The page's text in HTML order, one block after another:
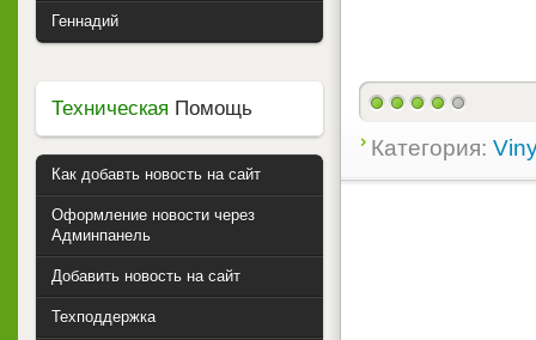
Категория:
Геннадий
Техническая Помощь
Как добавть новость на сайт
Оформление новости через
Админпанель
Добавить новость на сайт
Техподдержка